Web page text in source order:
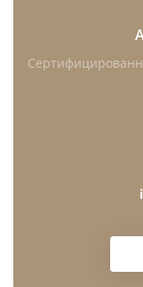
Какая
Есть ли у
Что выбрать:
Подходит ли
Можно ли